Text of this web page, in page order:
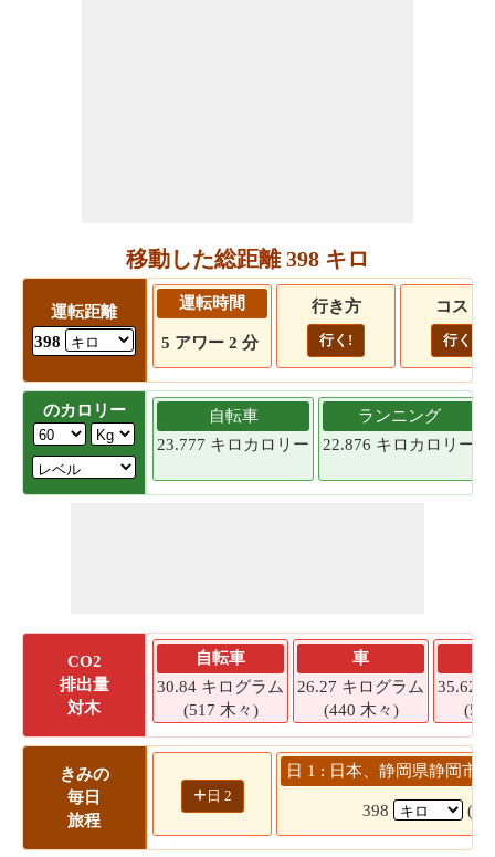
移動した総距離 398 キロ
運転距離
398
運転時間
5 アワー 2 分
行き方
行く!
コスト
行く!
のカロリー
自転車
23.777 キロカロリー
ランニング
22.876 キロカロリー
CO2
排出量
対木
自転車
30.84 キログラム
(517 木々)
車
26.27 キログラム
(440 木々)
35.62
きみの
毎日
旅程
+ 日 2
日 1 : 日本、静岡県静岡市
398 (5